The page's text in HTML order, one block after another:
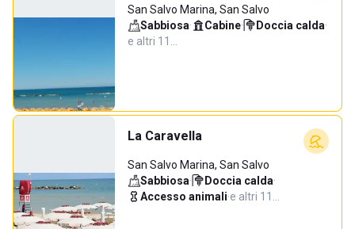
San Salvo Marina, San Salvo
Sabbiosa· Cabine· Doccia calda·
e altri 11…
La Caravella
San Salvo Marina, San Salvo
Sabbiosa· Doccia calda·
Accesso animali·e altri 11…